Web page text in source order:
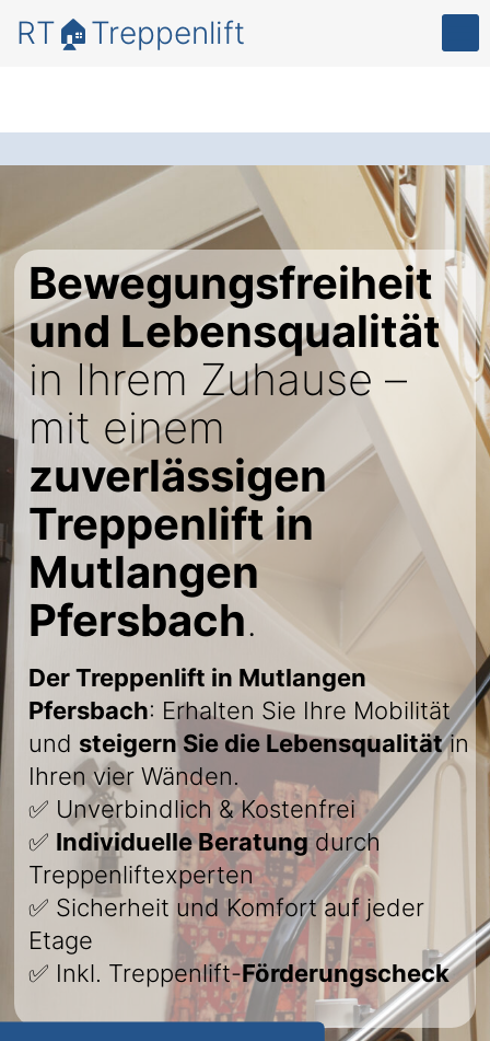
RT🏠Treppenlift
Bewegungsfreiheit
und Lebensqualität
in Ihrem Zuhause –
mit einem
zuverlässigen
Treppenlift in
Mutlangen
Pfersbach.
Der Treppenlift in Mutlangen
Pfersbach: Erhalten Sie Ihre Mobilität
und steigern Sie die Lebensqualitätin
Ihren vier Wänden.
✅ Unverbindlich & Kostenfrei
✅ Individuelle Beratungdurch
Treppenliftexperten
✅ Sicherheit und Komfort auf jeder
Etage
✅ Inkl. Treppenlift-Förderungscheck